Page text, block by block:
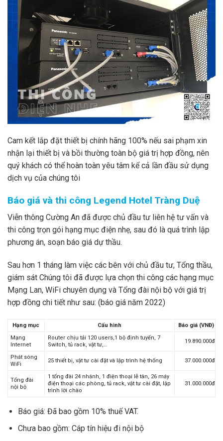
Cam kết lắp đặt thiết bị chính hãng 100% nếu sai phạm xin
nhận lại thiết bị và bồi thường toàn bộ giá trị hợp đồng, nên
quý khách có thể hoàn toàn yêu tâm kể cả lần đầu sử dụng
dịch vụ của chúng tôi
Báo giá và thi công Legend Hotel Tràng Duệ
Viễn thông Cường An đã được chủ đầu tư liên hệ tư vấn và
thi công trọn gói hạng mục điện nhẹ, sau đó là quá trình lập
phương án, soạn báo giá dự thầu.
Sau hơn 1 tháng làm việc các bên với chủ đầu tư, Tổng thầu,
giám sát Chúng tôi đã được lựa chọn thi công các hạng mục
Mạng Lan, WiFi chuyên dụng và Tổng đài nội bộ với giá trị
hợp đồng chi tiết như sau: (báo giá năm 2022)
Hạng mục Cấu hình
Báo giá (VNĐ)
Mạng
Internet
Router chịu tải 120 users,1 bộ định tuyến, 7
Switch, tủ rack, vật tư,…
19.890.000đ
Phát sóng
WiFi
25 thiết bị, vật tư cài đặt và lập trình hệ thống 37.000.000đ
Tổng đài
nội bộ
1 tổng đài 24 nhánh, 1 điện thoại lễ tân, 26 máy
điện thoại các phòng, tủ rack, vật tư cài đặt, lập
trình lời chào
31.000.000đ
Báo giá: Đã bao gồm 10% thuế VAT.
Chưa bao gồm: Cáp tín hiệu đi nội bộ